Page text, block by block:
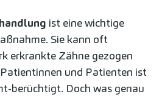
ist eine wichtige
Sie kann oft
erkrankte Zähne gezogen
und Patienten ist
berüchtigt. Doch was genau